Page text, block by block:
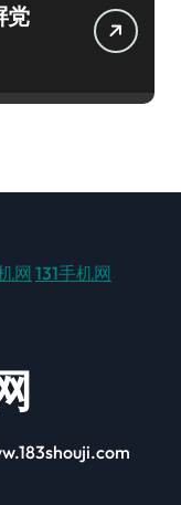
党
网 131手机网